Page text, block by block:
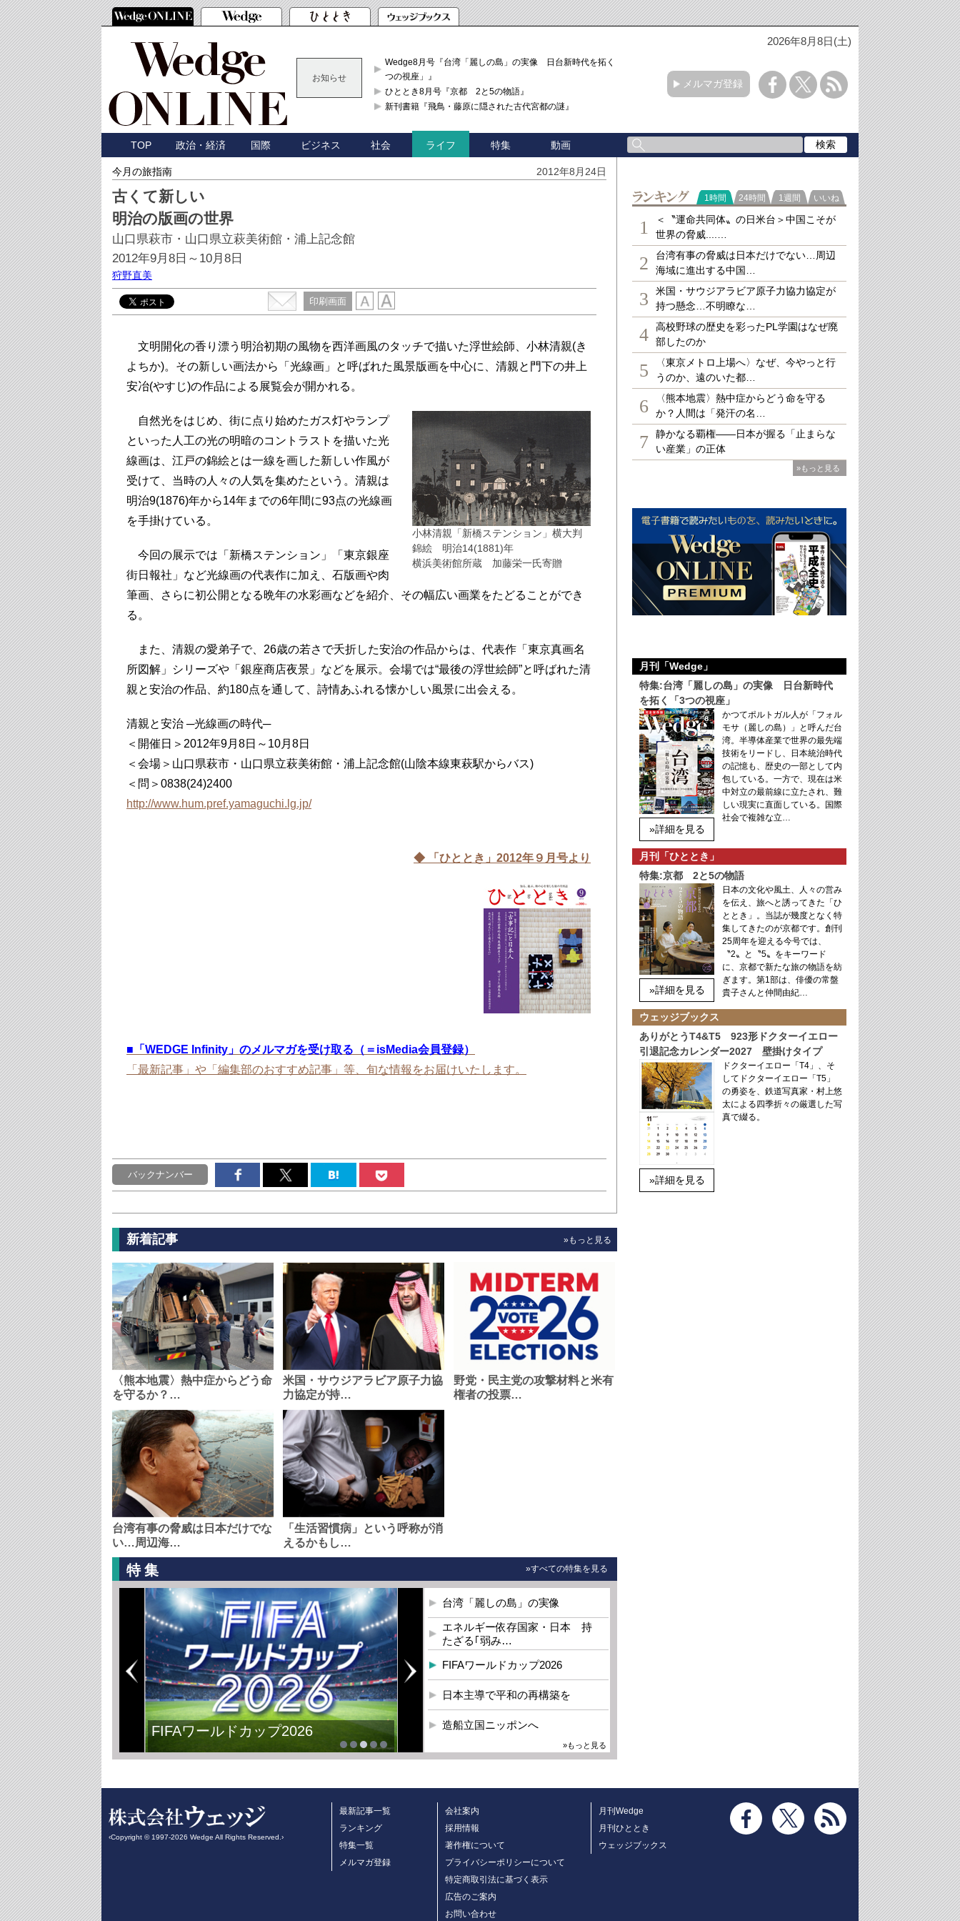
2026年8月8日(土)
お知らせ
Wedge8月号『台湾「麗しの島」の実像 日台新時代を拓く「3
つの視座」』
ひととき8月号『京都 2と5の物語』
新刊書籍『飛鳥・藤原に隠された古代宮都の謎』
メルマガ登録
TOP 政治・経済 国際 ビジネス 社会 ライフ 特集 動画
今月の旅指南 2012年8月24日
古くて新しい
明治の版画の世界
山口県萩市・山口県立萩美術館・浦上記念館
2012年9月8日～10月8日
狩野直美
印刷画面
文明開化の香り漂う明治初期の風物を西洋画風のタッチで描いた浮世絵師、小林清親(き
よちか)。その新しい画法から「光線画」と呼ばれた風景版画を中心に、清親と門下の井上
安冶(やすじ)の作品による展覧会が開かれる。
小林清親「新橋ステンション」横大判
錦絵 明治14(1881)年
横浜美術館所蔵 加藤栄一氏寄贈
自然光をはじめ、街に点り始めたガス灯やランプ
といった人工の光の明暗のコントラストを描いた光
線画は、江戸の錦絵とは一線を画した新しい作風が
受けて、当時の人々の人気を集めたという。清親は
明治9(1876)年から14年までの6年間に93点の光線画
を手掛けている。
今回の展示では「新橋ステンション」「東京銀座
街日報社」など光線画の代表作に加え、石版画や肉
筆画、さらに初公開となる晩年の水彩画などを紹介、その幅広い画業をたどることができ
る。
また、清親の愛弟子で、26歳の若さで夭折した安治の作品からは、代表作「東京真画名
所図解」シリーズや「銀座商店夜景」などを展示。会場では“最後の浮世絵師”と呼ばれた清
親と安治の作品、約180点を通して、詩情あふれる懐かしい風景に出会える。
清親と安治 ─光線画の時代─
＜開催日＞2012年9月8日～10月8日
＜会場＞山口県萩市・山口県立萩美術館・浦上記念館(山陰本線東萩駅からバス)
＜問＞0838(24)2400
http://www.hum.pref.yamaguchi.lg.jp/
◆ 「ひととき」2012年９ 月号より
■ 「WEDGE Infinity」のメルマガを受け取る（＝isMedia会員登録）
「最新記事」や「編集部のおすすめ記事」等、旬な情報をお届けいたします。
バックナンバー
新着記事 »もっと見る
〈熊本地震〉熱中症からどう命
を守るか？…
米国・サウジアラビア原子力協
力協定が持…
野党・民主党の攻撃材料と米有
権者の投票…
台湾有事の脅威は日本だけでな
い…周辺海…
「生活習慣病」という呼称が消
えるかもし…
特集 »すべての特集を見る
FIFAワールドカップ2026
台湾「麗しの島」の実像
エネルギー依存国家・日本 持
たざる｢弱み…
FIFAワールドカップ2026
日本主導で平和の再構築を
造船立国ニッポンへ
»もっと見る
ランキング
1時間 24時間 1週間 いいね
1
＜〝運命共同体〟の日米台＞中国こそが
世界の脅威....…
2
台湾有事の脅威は日本だけでない…周辺
海域に進出する中国…
3
米国・サウジアラビア原子力協力協定が
持つ懸念…不明瞭な…
4
高校野球の歴史を彩ったPL学園はなぜ廃
部したのか
5
〈東京メトロ上場へ〉なぜ、今やっと行
うのか、遠のいた都…
6
〈熊本地震〉熱中症からどう命を守る
か？人間は「発汗の名…
7
静かなる覇権――日本が握る「止まらな
い産業」の正体
»もっと見る
月刊「Wedge」
特集:台湾「麗しの島」の実像 日台新時代
を拓く「3つの視座」
»詳細を見る
かつてポルトガル人が「フォル
モサ（麗しの島）」と呼んだ台
湾。半導体産業で世界の最先端
技術をリードし、日本統治時代
の記憶も、歴史の一部として内
包している。一方で、現在は米
中対立の最前線に立たされ、難
しい現実に直面している。国際
社会で複雑な立…
月刊「ひととき」
特集:京都 2と5の物語
»詳細を見る
日本の文化や風土、人々の営み
を伝え、旅へと誘ってきた「ひ
ととき」。当誌が幾度となく特
集してきたのが京都です。創刊
25周年を迎える今号では、
〝2〟と〝5〟をキーワード
に、京都で新たな旅の物語を紡
ぎます。第1部は、俳優の常盤
貴子さんと仲間由紀…
ウェッジブックス
ありがとうT4&T5 923形ドクターイエロー
引退記念カレンダー2027 壁掛けタイプ
»詳細を見る
ドクターイエロー「T4」、そ
してドクターイエロー「T5」
の勇姿を、鉄道写真家・村上悠
太による四季折々の厳選した写
真で綴る。
‹Copyright © 1997-2026 Wedge All Rights Reserved.›
最新記事一覧
ランキング
特集一覧
メルマガ登録
会社案内
採用情報
著作権について
プライバシーポリシーについて
特定商取引法に基づく表示
広告のご案内
お問い合わせ
月刊Wedge
月刊ひととき
ウェッジブックス